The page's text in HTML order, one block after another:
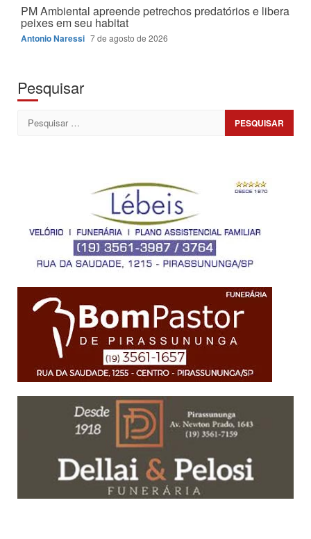
PM Ambiental apreende petrechos predatórios e libera
peixes em seu habitat
Antonio Naressi 7 de agosto de 2026
Pesquisar
Pesquisar